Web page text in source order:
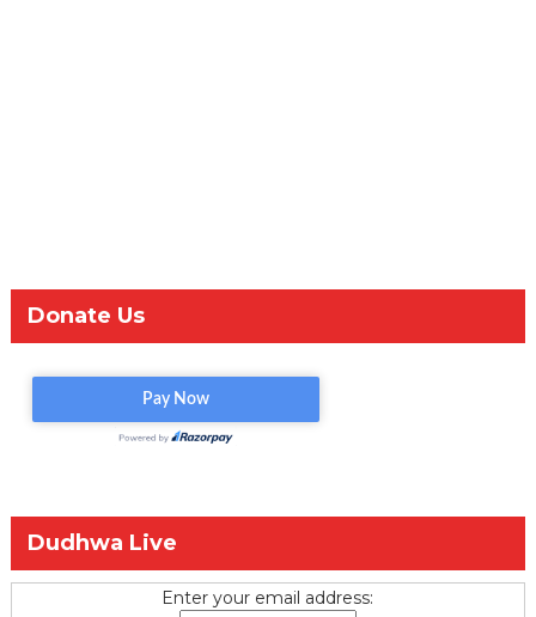
Donate Us
Dudhwa Live
Enter your email address: